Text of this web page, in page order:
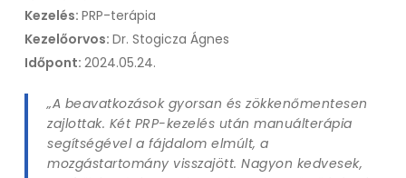
Kezelés:PRP-terápia
Kezelőorvos:Dr. Stogicza Ágnes
Időpont:2024.05.24.
„A beavatkozások gyorsan és zökkenőmentesen
zajlottak. Két PRP-kezelés után manuálterápia
segítségével a fájdalom elmúlt, a
mozgástartomány visszajött. Nagyon kedvesek,